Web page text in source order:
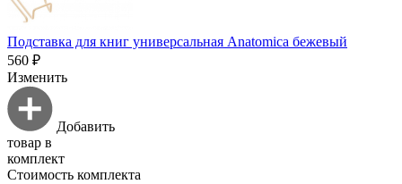
Подставка для книг универсальная Anatomica бежевый
560 ₽
Изменить
Добавить
товар в
комплект
Стоимость комплекта